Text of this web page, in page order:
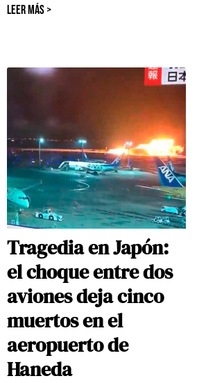
LEER MÁS >
Tragedia en Japón:
el choque entre dos
aviones deja cinco
muertos en el
aeropuerto de
Haneda